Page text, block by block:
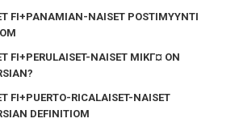
FI+PANAMIAN-NAISET POSTIMYYNTI
FI+PERULAISET-NAISET MIKГ¤ ON
FI+PUERTO-RICALAISET-NAISET
DEFINITIOM